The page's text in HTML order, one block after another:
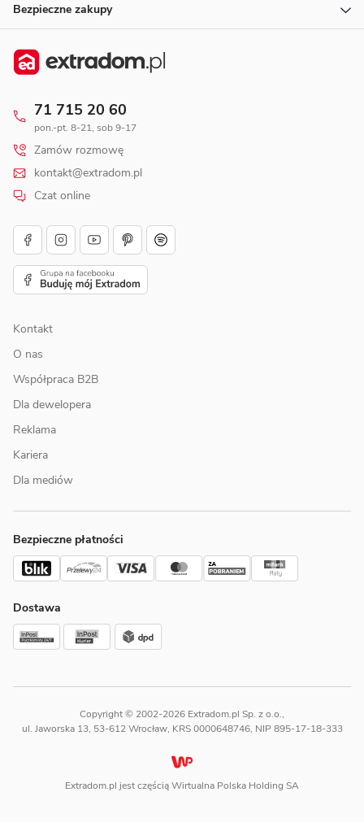
Bezpieczne zakupy
71 715 20 60
pon.-pt. 8-21, sob 9-17
Zamów rozmowę
kontakt@extradom.pl
Czat online
Kontakt
O nas
Współpraca B2B
Dla dewelopera
Reklama
Kariera
Dla mediów
Bezpieczne płatności
Dostawa
Copyright © 2002-2026 Extradom.pl Sp. z o.o.,
ul. Jaworska 13, 53-612 Wrocław, KRS 0000648746, NIP 895-17-18-333
Extradom.pl jest częścią Wirtualna Polska Holding SA